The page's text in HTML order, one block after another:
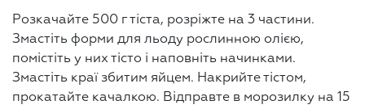
Розкачайте 500 г тіста, розріжте на 3 частини.
Змастіть форми для льоду рослинною олією,
помістіть у них тісто і наповніть начинками.
Змастіть краї збитим яйцем. Накрийте тістом,
прокатайте качалкою. Відправте в морозилку на 15